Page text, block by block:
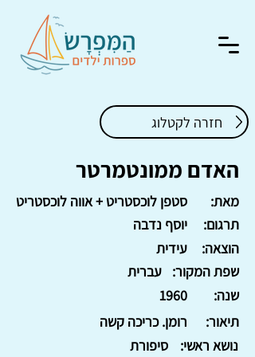
חזרה לקטלוג
האדם ממונטמרטר
סטפן לוכסטריט + אווה לוכסטריט
מאת:
יוסף נדבה
תרגום:
עידית
הוצאה:
עברית
שפת המקור:
1960
שנה:
רומן. כריכה קשה
תיאור:
סיפורת
נושא ראשי: